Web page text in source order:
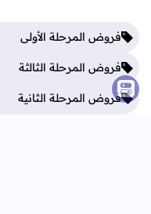
فروض المرحلة الأولى
فروض المرحلة الثالثة
فروض المرحلة الثانية